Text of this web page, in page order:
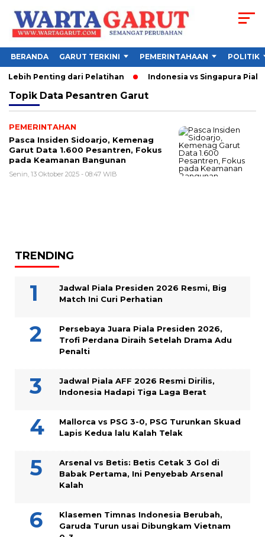
BERANDA GARUT TERKINI PEMERINTAHAAN POLITIK
Lebih Penting dari Pelatihan Indonesia vs Singapura Piala
Topik Data Pesantren Garut
PEMERINTAHAN
Pasca Insiden Sidoarjo, Kemenag
Garut Data 1.600 Pesantren, Fokus
pada Keamanan Bangunan
Senin, 13 Oktober 2025 - 08:47 WIB
TRENDING
Jadwal Piala Presiden 2026 Resmi, Big
Match Ini Curi Perhatian
Persebaya Juara Piala Presiden 2026,
Trofi Perdana Diraih Setelah Drama Adu
Penalti
Jadwal Piala AFF 2026 Resmi Dirilis,
Indonesia Hadapi Tiga Laga Berat
Mallorca vs PSG 3-0, PSG Turunkan Skuad
Lapis Kedua lalu Kalah Telak
Arsenal vs Betis: Betis Cetak 3 Gol di
Babak Pertama, Ini Penyebab Arsenal
Kalah
Klasemen Timnas Indonesia Berubah,
Garuda Turun usai Dibungkam Vietnam